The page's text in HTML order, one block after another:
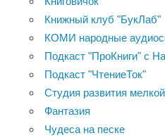
Книжный клуб "БукЛаб"
КОМИ народные
Подкаст "ПроКниги" с
Подкаст "ЧтениеТок"
Студия развития
Фантазия
Чудеса на песке